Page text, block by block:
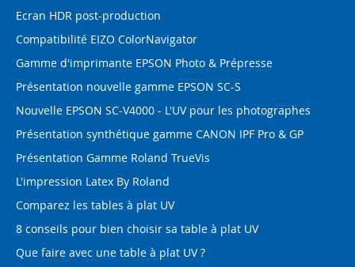
Ecran HDR post-production
Compatibilité EIZO ColorNavigator
Gamme d'imprimante EPSON Photo & Prépresse
Présentation nouvelle gamme EPSON SC-S
Nouvelle EPSON SC-V4000 - L'UV pour les photographes
Présentation synthétique gamme CANON IPF Pro & GP
Présentation Gamme Roland TrueVis
L'impression Latex By Roland
Comparez les tables à plat UV
8 conseils pour bien choisir sa table à plat UV
Que faire avec une table à plat UV ?